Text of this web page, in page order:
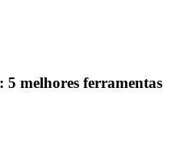
5 melhores ferramentas